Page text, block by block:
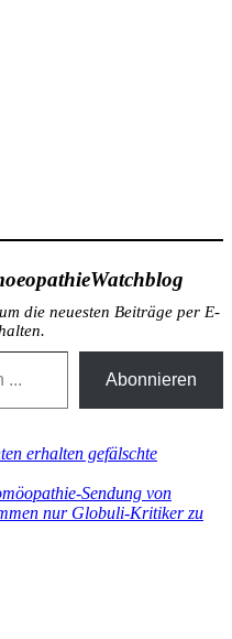
die neuesten Beiträge per E-
Abonnieren
erhalten gefälschte
Sendung von
nur Globuli-Kritiker zu